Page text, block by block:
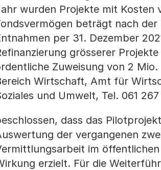
wurden Projekte mit Kosten
beträgt nach
per 31. Dezember
grösserer
Zuweisung von 2
Wirtschaft, Amt für
und Umwelt, Tel. 061
dass das
der vergangenen
im
erzielt. Für die